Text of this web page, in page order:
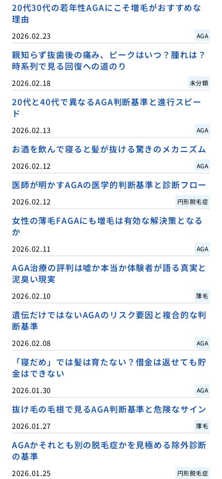
20代30代の若年性AGAにこそ増毛がおすすめな
理由
2026.02.23 AGA
親知らず抜歯後の痛み、ピークはいつ？腫れは？
時系列で見る回復への道のり
2026.02.18 未分類
20代と40代で異なるAGA判断基準と進行スピー
ド
2026.02.13 AGA
お酒を飲んで寝ると髪が抜ける驚きのメカニズム
2026.02.12 AGA
医師が明かすAGAの医学的判断基準と診断フロー
2026.02.12 円形脱毛症
女性の薄毛FAGAにも増毛は有効な解決策となる
か
2026.02.11 AGA
AGA治療の評判は嘘か本当か体験者が語る真実と
泥臭い現実
2026.02.10 薄毛
遺伝だけではないAGAのリスク要因と複合的な判
断基準
2026.02.08 AGA
「寝だめ」では髪は育たない？借金は返せても貯
金はできない
2026.01.30 AGA
抜け毛の毛根で見るAGA判断基準と危険なサイン
2026.01.27 薄毛
AGAかそれとも別の脱毛症かを見極める除外診断
の基準
2026.01.25 円形脱毛症